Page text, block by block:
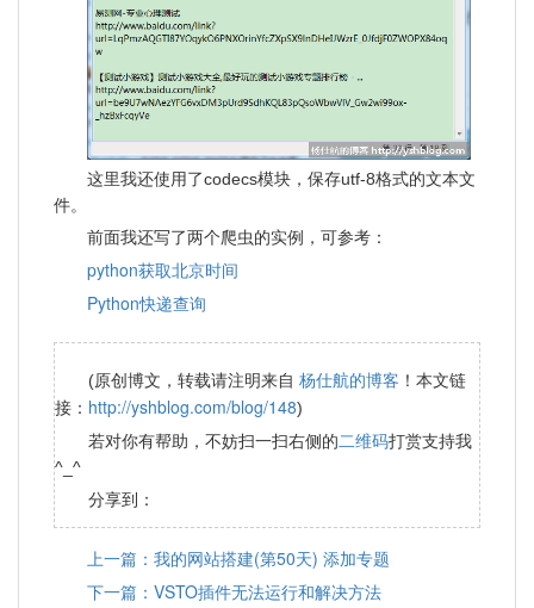
这里我还使用了codecs模块，保存utf-8格式的文本文
件。
前面我还写了两个爬虫的实例，可参考：
python获取北京时间
Python快递查询
(原创博文，转载请注明来自 杨仕航的博客 ！本文链
接： http://yshblog.com/blog/148)
若对你有帮助，不妨扫一扫右侧的二维码打赏支持我
^_^
分享到：
上一篇：我的网站搭建(第50天) 添加专题
下一篇：VSTO插件无法运行和解决方法